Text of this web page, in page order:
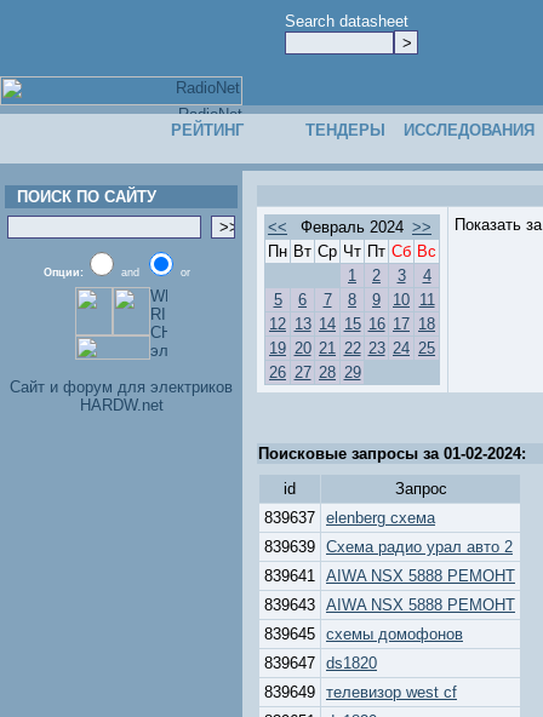
Search datasheet
РЕЙТИНГ ТЕНДЕРЫ ИССЛЕДОВАНИЯ
ПОИСК ПО САЙТУ
Опции: and or
Cайт и форум для электриков
HARDW.net
<< Февраль 2024 >>
Пн Вт Ср Чт Пт Сб Вс
1
2 3
4
5
6 7 8 9 10 11
12 13 14 15 16 17 18
19 20 21 22 23 24 25
26 27 28 29
Показать
Поисковые запросы за 01-02-2024:
id
Запрос
839637 elenberg схема
839639 Схема радио урал авто 2
839641 AIWA NSX 5888 РЕМОНТ
839643 AIWA NSX 5888 РЕМОНТ
839645 схемы домофонов
839647 ds1820
839649 телевизор west cf